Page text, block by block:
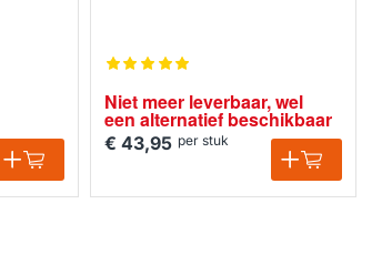
Niet meer leverbaar, wel
een alternatief beschikbaar
€ 43,95 per stuk